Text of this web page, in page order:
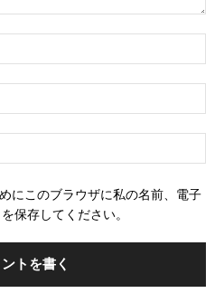
前
メ
ー
ェ
にこのブラウザに私の名前、電子
保存してください。